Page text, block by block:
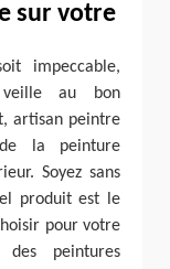
sur votre
impeccable,
au bon
artisan peintre
la peinture
Soyez sans
produit est le
pour votre
peintures